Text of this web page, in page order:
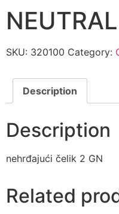
SKU: 320100 Category:
Description
Description
nehrđajući čelik 2 GN
Related